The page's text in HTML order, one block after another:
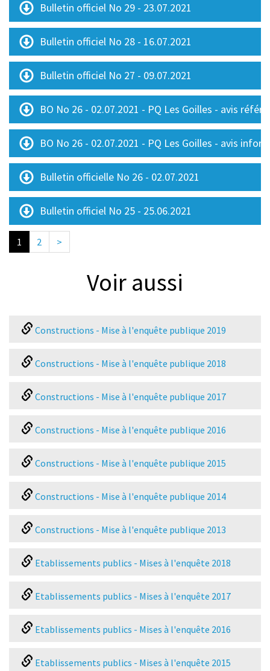
Bulletin officiel No 29 - 23.07.2021
Bulletin officiel No 28 - 16.07.2021
Bulletin officiel No 27 - 09.07.2021
BO No 26 - 02.07.2021 - PQ Les Goilles - avis
BO No 26 - 02.07.2021 - PQ Les Goilles - avis
Bulletin officielle No 26 - 02.07.2021
Bulletin officiel No 25 - 25.06.2021
1 2 >
Voir aussi
Constructions - Mise à l'enquête publique 2019
Constructions - Mise à l'enquête publique 2018
Constructions - Mise à l'enquête publique 2017
Constructions - Mise à l'enquête publique 2016
Constructions - Mise à l'enquête publique 2015
Constructions - Mise à l'enquête publique 2014
Constructions - Mise à l'enquête publique 2013
Etablissements publics - Mises à l'enquête 2018
Etablissements publics - Mises à l'enquête 2017
Etablissements publics - Mises à l'enquête 2016
Etablissements publics - Mises à l'enquête 2015